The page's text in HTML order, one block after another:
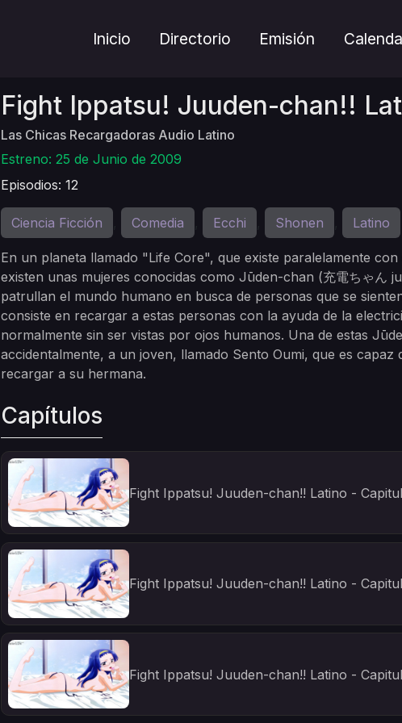
Inicio Directorio Emisión
Fight Ippatsu! Juuden-chan!!
Las Chicas Recargadoras Audio Latino
Estreno: 25 de Junio de 2009
Episodios: 12
Ciencia Ficción Comedia Ecchi Shonen Latino
En un planeta llamado "Life Core", que existe paralelamente
existen unas mujeres conocidas como Jūden-chan (充電ちゃん
patrullan el mundo humano en busca de personas que se
consiste en recargar a estas personas con la ayuda de la
normalmente sin ser vistas por ojos humanos. Una de estas
accidentalmente, a un joven, llamado Sento Oumi, que es
recargar a su hermana.
Capítulos
Fight Ippatsu! Juuden-chan!! Latino -
Fight Ippatsu! Juuden-chan!! Latino -
Fight Ippatsu! Juuden-chan!! Latino -